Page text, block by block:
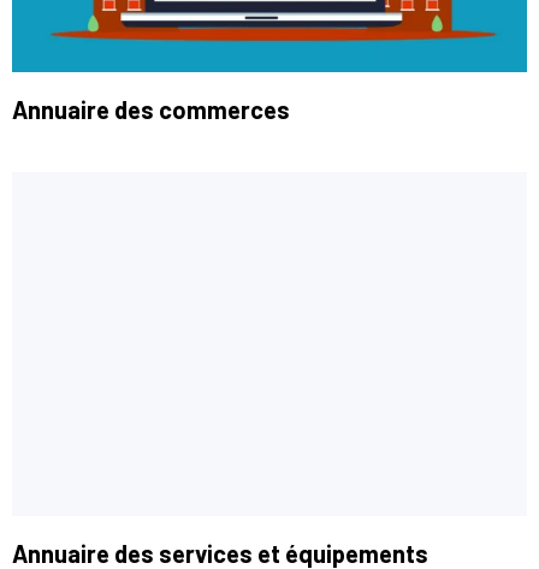
Annuaire des commerces
Annuaire des services et équipements